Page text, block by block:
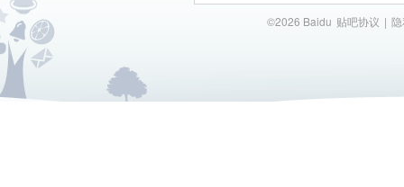
©2026 Baidu 贴吧协议 |